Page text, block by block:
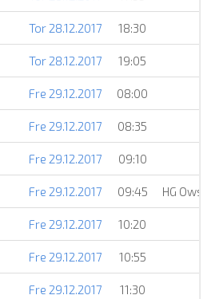
Tor 28.12.2017 18:30
Tor 28.12.2017 19:05
Fre 29.12.2017 08:00
Fre 29.12.2017 08:35
Fre 29.12.2017 09:10
Fre 29.12.2017 09:45 HG
Fre 29.12.2017 10:20
Fre 29.12.2017 10:55
Fre 29.12.2017 11:30